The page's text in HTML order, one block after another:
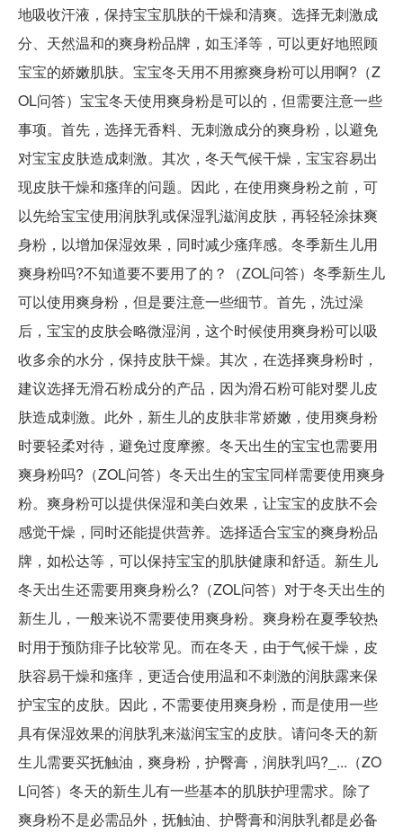
地吸收汗液，保持宝宝肌肤的干燥和清爽。选择无刺激成
分、天然温和的爽身粉品牌，如玉泽等，可以更好地照顾
宝宝的娇嫩肌肤。宝宝冬天用不用擦爽身粉可以用啊?（Z
OL问答）宝宝冬天使用爽身粉是可以的，但需要注意一些
事项。首先，选择无香料、无刺激成分的爽身粉，以避免
对宝宝皮肤造成刺激。其次，冬天气候干燥，宝宝容易出
现皮肤干燥和瘙痒的问题。因此，在使用爽身粉之前，可
以先给宝宝使用润肤乳或保湿乳滋润皮肤，再轻轻涂抹爽
身粉，以增加保湿效果，同时减少瘙痒感。冬季新生儿用
爽身粉吗?不知道要不要用了的？（ZOL问答）冬季新生儿
可以使用爽身粉，但是要注意一些细节。首先，洗过澡
后，宝宝的皮肤会略微湿润，这个时候使用爽身粉可以吸
收多余的水分，保持皮肤干燥。其次，在选择爽身粉时，
建议选择无滑石粉成分的产品，因为滑石粉可能对婴儿皮
肤造成刺激。此外，新生儿的皮肤非常娇嫩，使用爽身粉
时要轻柔对待，避免过度摩擦。冬天出生的宝宝也需要用
爽身粉吗?（ZOL问答）冬天出生的宝宝同样需要使用爽身
粉。爽身粉可以提供保湿和美白效果，让宝宝的皮肤不会
感觉干燥，同时还能提供营养。选择适合宝宝的爽身粉品
牌，如松达等，可以保持宝宝的肌肤健康和舒适。新生儿
冬天出生还需要用爽身粉么?（ZOL问答）对于冬天出生的
新生儿，一般来说不需要使用爽身粉。爽身粉在夏季较热
时用于预防痱子比较常见。而在冬天，由于气候干燥，皮
肤容易干燥和瘙痒，更适合使用温和不刺激的润肤露来保
护宝宝的皮肤。因此，不需要使用爽身粉，而是使用一些
具有保湿效果的润肤乳来滋润宝宝的皮肤。请问冬天的新
生儿需要买抚触油，爽身粉，护臀膏，润肤乳吗?_...（ZO
L问答）冬天的新生儿有一些基本的肌肤护理需求。除了
爽身粉不是必需品外，抚触油、护臀膏和润肤乳都是必备